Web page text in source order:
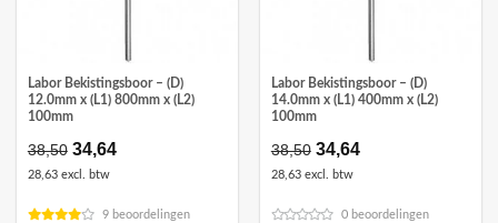
Labor Bekistingsboor – (D)
12.0mm x (L1) 800mm x (L2)
100mm
38,50 Oorspronkelijke
prijs
was:
34,64Huidige
28,63 excl. btw
9 beoordelingen
Labor Bekistingsboor – (D)
14.0mm x (L1) 400mm x (L2)
100mm
38,50 Oorspronkelijke
prijs
was:
34,64Huidige
28,63 excl. btw
0 beoordelingen